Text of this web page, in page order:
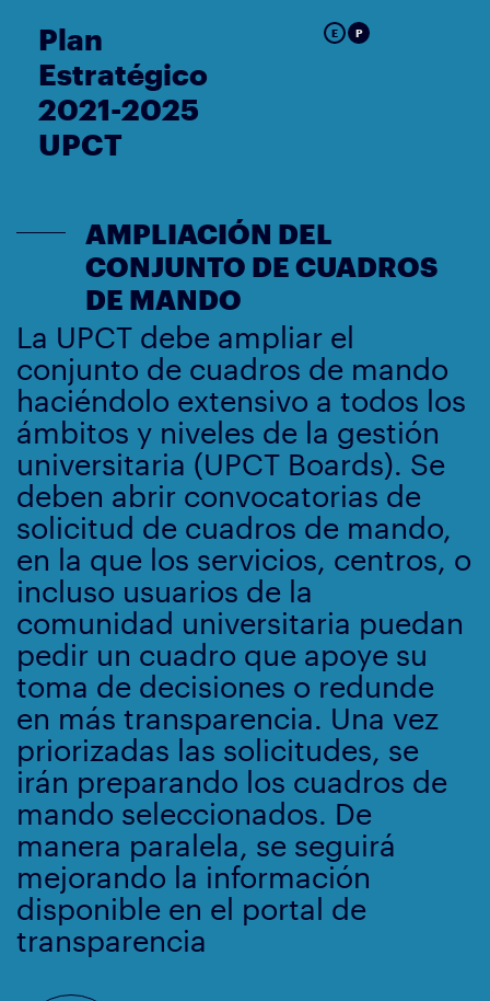
Plan
Estratégico
2021-2025
UPCT
E P
AMPLIACIÓN DEL
CONJUNTO DE CUADROS
DE MANDO
La UPCT debe ampliar el
conjunto de cuadros de mando
haciéndolo extensivo a todos los
ámbitos y niveles de la gestión
universitaria (UPCT Boards). Se
deben abrir convocatorias de
solicitud de cuadros de mando,
en la que los servicios, centros, o
incluso usuarios de la
comunidad universitaria puedan
pedir un cuadro que apoye su
toma de decisiones o redunde
en más transparencia. Una vez
priorizadas las solicitudes, se
irán preparando los cuadros de
mando seleccionados. De
manera paralela, se seguirá
mejorando la información
disponible en el portal de
transparencia